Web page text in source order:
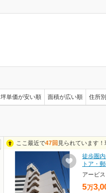
坪単価が安い順 面積が広い順 住所別
ここ最近で47回 見られています！
徒歩圏
トア・
アービス
5万